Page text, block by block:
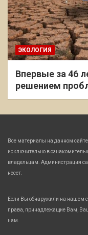
ЭКОЛОГИЯ
Впервые за 46
решением
Все материалы на данном
исключительно в
владельцам. Администрация
несет.
Если Вы обнаружили на нашем
права, принадлежащие Вам,
нам.